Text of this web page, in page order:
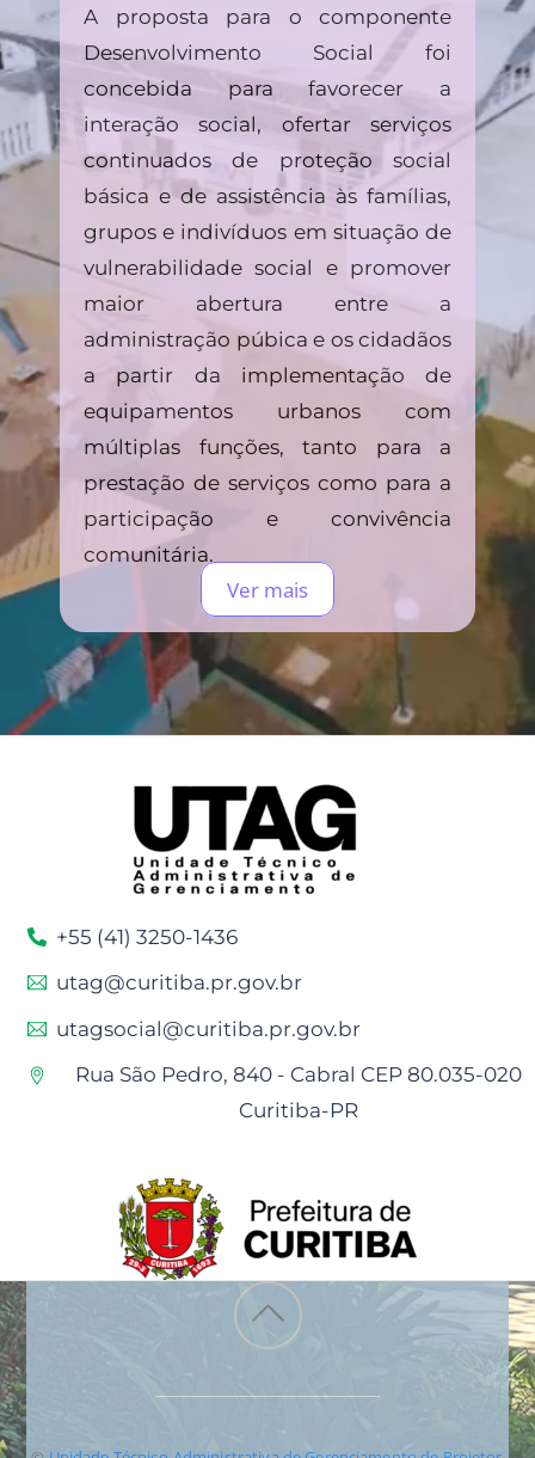
A proposta para o componente
Desenvolvimento Social foi
concebida para favorecer a
interação social, ofertar serviços
continuados de proteção social
básica e de assistência às famílias,
grupos e indivíduos em situação de
vulnerabilidade social e promover
maior abertura entre a
administração púbica e os cidadãos
a partir da implementação de
equipamentos urbanos com
múltiplas funções, tanto para a
prestação de serviços como para a
participação e convivência
comunitária.
Ver mais
+55 (41) 3250-1436
utag@curitiba.pr.gov.br
utagsocial@curitiba.pr.gov.br
Rua São Pedro, 840 - Cabral CEP 80.035-020
Curitiba-PR
Back